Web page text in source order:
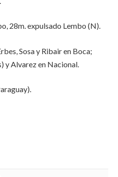
28m. expulsado Lembo (N).
Sosa y Ribair en Boca;
y Alvarez en Nacional.